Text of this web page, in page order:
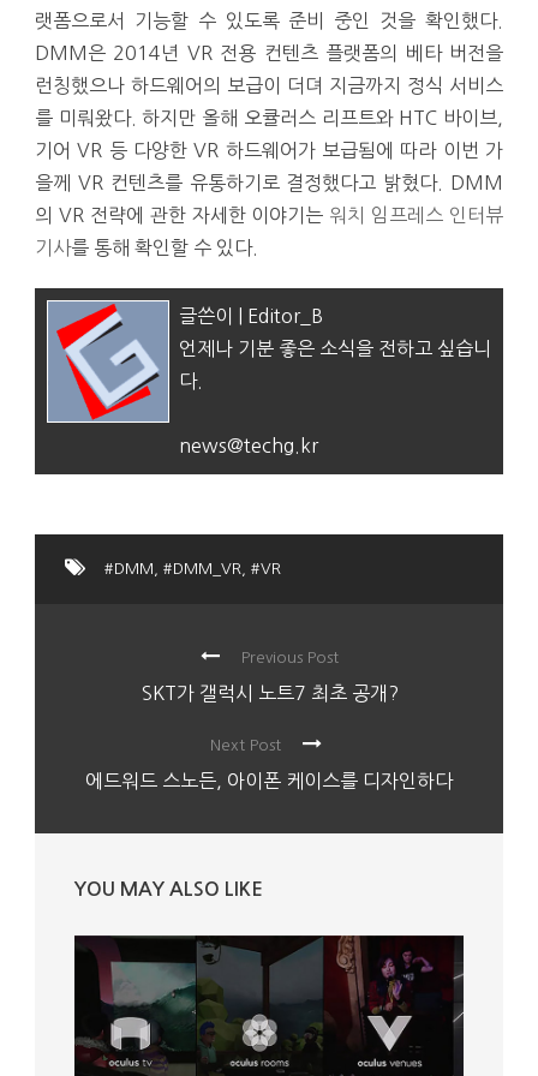
랫폼으로서 기능할 수 있도록 준비 중인 것을 확인했다.
DMM은 2014년 VR 전용 컨텐츠 플랫폼의 베타 버전을
런칭했으나 하드웨어의 보급이 더뎌 지금까지 정식 서비스
를 미뤄왔다. 하지만 올해 오큘러스 리프트와 HTC 바이브,
기어 VR 등 다양한 VR 하드웨어가 보급됨에 따라 이번 가
을께 VR 컨텐츠를 유통하기로 결정했다고 밝혔다. DMM
의 VR 전략에 관한 자세한 이야기는 워치 임프레스 인터뷰
기사를 통해 확인할 수 있다.
글쓴이 | Editor_B
언제나 기분 좋은 소식을 전하고 싶습니
다.
news@techg.kr
#DMM #DMM_VR #VR
Previous Post
SKT가 갤럭시 노트7 최초 공개?
Next Post
에드워드 스노든, 아이폰 케이스를 디자인하다
YOU MAY ALSO LIKE